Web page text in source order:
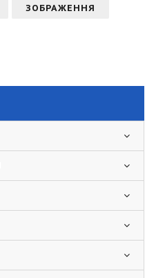
ЗОБРАЖЕННЯ